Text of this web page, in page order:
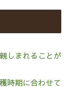
しまれることが
時期に合わせて